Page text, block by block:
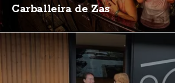
Carballeira de Zas